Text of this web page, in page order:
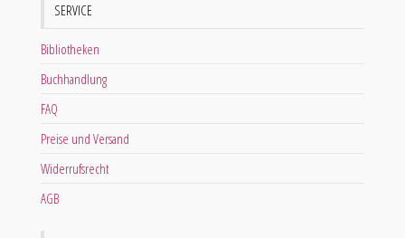
SERVICE
Bibliotheken
Buchhandlung
FAQ
Preise und Versand
Widerrufsrecht
AGB